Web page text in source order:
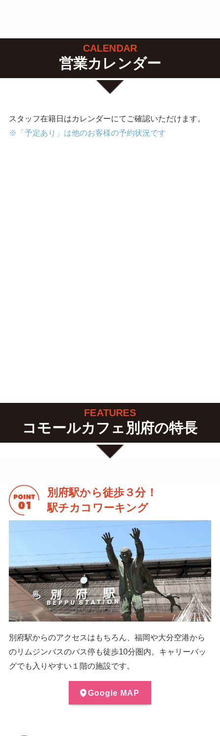
CALENDAR
営業カレンダー
スタッフ在籍日はカレンダーにてご確認いただけます。
※「予定あり」は他のお客様の予約状況です
FEATURES
コモールカフェ別府の特長
別府駅から徒歩３分！
駅チカコワーキング
別府駅からのアクセスはもちろん、福岡や大分空港から
のリムジンバスのバス停も徒歩10分圏内。キャリーバッ
グでも入りやすい１階の施設です。
Google MAP